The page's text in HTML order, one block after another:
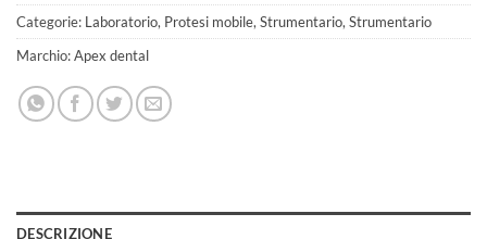
Categorie: Laboratorio, Protesi mobile,Strumentario,Strumentario
Marchio:Apex dental
DESCRIZIONE